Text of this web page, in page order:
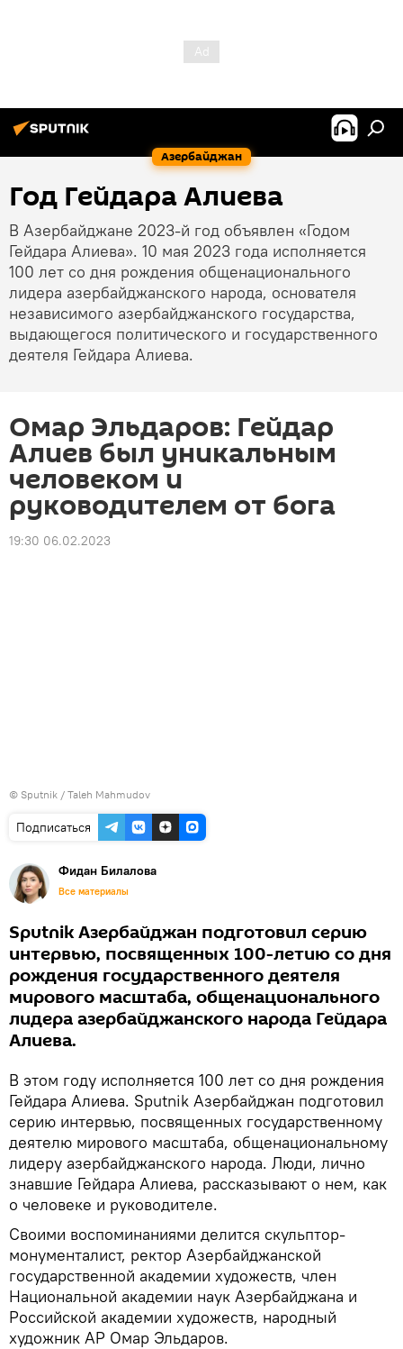
Азербайджан
Год Гейдара Алиева
В Азербайджане 2023-й год объявлен «Годом
Гейдара Алиева». 10 мая 2023 года исполняется
100 лет со дня рождения общенационального
лидера азербайджанского народа, основателя
независимого азербайджанского государства,
выдающегося политического и государственного
деятеля Гейдара Алиева.
Омар Эльдаров: Гейдар
Алиев был уникальным
человеком и
руководителем от бога
19:30 06.02.2023
© Sputnik / Taleh Mahmudov
Подписаться
Фидан Билалова
Все материалы
Sputnik Азербайджан подготовил серию
интервью, посвященных 100-летию со дня
рождения государственного деятеля
мирового масштаба, общенационального
лидера азербайджанского народа Гейдара
Алиева.
В этом году исполняется 100 лет со дня рождения
Гейдара Алиева. Sputnik Азербайджан подготовил
серию интервью, посвященных государственному
деятелю мирового масштаба, общенациональному
лидеру азербайджанского народа. Люди, лично
знавшие Гейдара Алиева, рассказывают о нем, как
о человеке и руководителе.
Своими воспоминаниями делится скульптор-
монументалист, ректор Азербайджанской
государственной академии художеств, член
Национальной академии наук Азербайджана и
Российской академии художеств, народный
художник АР Омар Эльдаров.